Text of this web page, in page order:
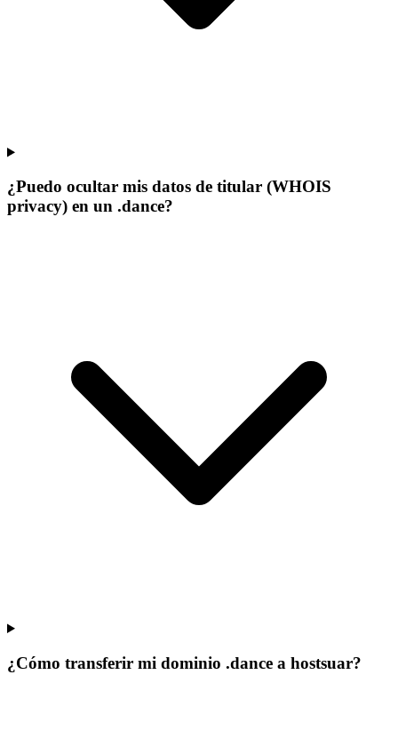
¿Puedo ocultar mis datos de titular (WHOIS
privacy) en un .dance?
¿Cómo transferir mi dominio .dance a hostsuar?